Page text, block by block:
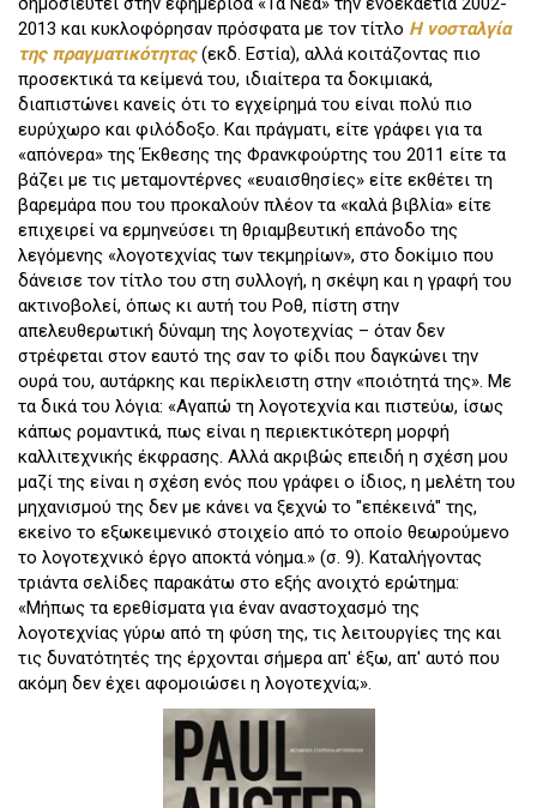
2013 και κυκλοφόρησαν πρόσφατα με τον τίτλο Η νοσταλγία
της πραγματικότητας (εκδ. Εστία), αλλά κοιτάζοντας πιο
προσεκτικά τα κείμενά του, ιδιαίτερα τα δοκιμιακά,
διαπιστώνει κανείς ότι το εγχείρημά του είναι πολύ πιο
ευρύχωρο και φιλόδοξο. Και πράγματι, είτε γράφει για τα
«απόνερα» της Έκθεσης της Φρανκφούρτης του 2011 είτε τα
βάζει με τις μεταμοντέρνες «ευαισθησίες» είτε εκθέτει τη
βαρεμάρα που του προκαλούν πλέον τα «καλά βιβλία» είτε
επιχειρεί να ερμηνεύσει τη θριαμβευτική επάνοδο της
λεγόμενης «λογοτεχνίας των τεκμηρίων», στο δοκίμιο που
δάνεισε τον τίτλο του στη συλλογή, η σκέψη και η γραφή του
ακτινοβολεί, όπως κι αυτή του Ροθ, πίστη στην
απελευθερωτική δύναμη της λογοτεχνίας – όταν δεν
στρέφεται στον εαυτό της σαν το φίδι που δαγκώνει την
ουρά του, αυτάρκης και περίκλειστη στην «ποιότητά της». Με
τα δικά του λόγια: «Αγαπώ τη λογοτεχνία και πιστεύω, ίσως
κάπως ρομαντικά, πως είναι η περιεκτικότερη μορφή
καλλιτεχνικής έκφρασης. Αλλά ακριβώς επειδή η σχέση μου
μαζί της είναι η σχέση ενός που γράφει ο ίδιος, η μελέτη του
μηχανισμού της δεν με κάνει να ξεχνώ το "επέκεινά" της,
εκείνο το εξωκειμενικό στοιχείο από το οποίο θεωρούμενο
το λογοτεχνικό έργο αποκτά νόημα.» (σ. 9). Καταλήγοντας
τριάντα σελίδες παρακάτω στο εξής ανοιχτό ερώτημα:
«Μήπως τα ερεθίσματα για έναν αναστοχασμό της
λογοτεχνίας γύρω από τη φύση της, τις λειτουργίες της και
τις δυνατότητές της έρχονται σήμερα απ' έξω, απ' αυτό που
ακόμη δεν έχει αφομοιώσει η λογοτεχνία;».